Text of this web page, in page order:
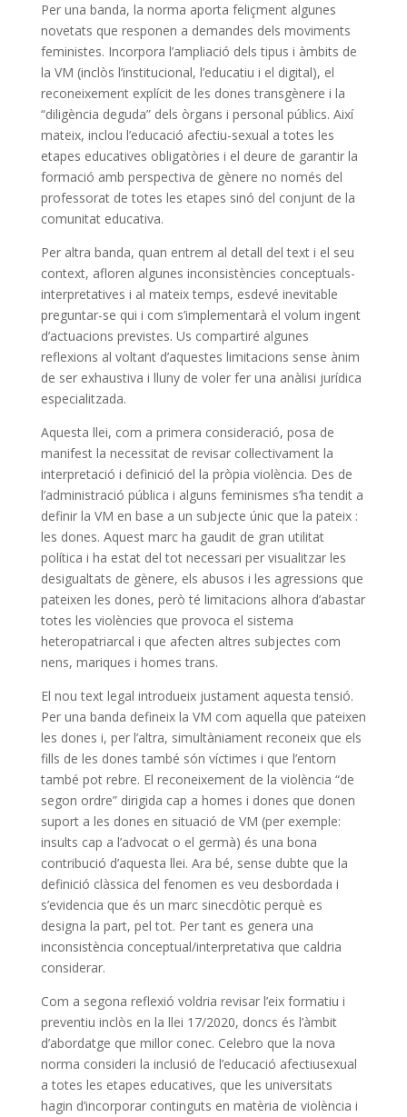
Per una banda, la norma aporta feliçment algunes
novetats que responen a demandes dels moviments
feministes. Incorpora l’ampliació dels tipus i àmbits de
la VM (inclòs l’institucional, l’educatiu i el digital), el
reconeixement explícit de les dones transgènere i la
“diligència deguda” dels òrgans i personal públics. Així
mateix, inclou l’educació afectiu-sexual a totes les
etapes educatives obligatòries i el deure de garantir la
formació amb perspectiva de gènere no només del
professorat de totes les etapes sinó del conjunt de la
comunitat educativa.
Per altra banda, quan entrem al detall del text i el seu
context, afloren algunes inconsistències conceptuals-
interpretatives i al mateix temps, esdevé inevitable
preguntar-se qui i com s’implementarà el volum ingent
d’actuacions previstes. Us compartiré algunes
reflexions al voltant d’aquestes limitacions sense ànim
de ser exhaustiva i lluny de voler fer una anàlisi jurídica
especialitzada.
Aquesta llei, com a primera consideració, posa de
manifest la necessitat de revisar col·lectivament la
interpretació i definició del la pròpia violència. Des de
l’administració pública i alguns feminismes s’ha tendit a
definir la VM en base a un subjecte únic que la pateix :
les dones. Aquest marc ha gaudit de gran utilitat
política i ha estat del tot necessari per visualitzar les
desigualtats de gènere, els abusos i les agressions que
pateixen les dones, però té limitacions alhora d’abastar
totes les violències que provoca el sistema
heteropatriarcal i que afecten altres subjectes com
nens, mariques i homes trans.
El nou text legal introdueix justament aquesta tensió.
Per una banda defineix la VM com aquella que pateixen
les dones i, per l’altra, simultàniament reconeix que els
fills de les dones també són víctimes i que l’entorn
també pot rebre. El reconeixement de la violència “de
segon ordre” dirigida cap a homes i dones que donen
suport a les dones en situació de VM (per exemple:
insults cap a l’advocat o el germà) és una bona
contribució d’aquesta llei. Ara bé, sense dubte que la
definició clàssica del fenomen es veu desbordada i
s’evidencia que és un marc sinecdòtic perquè es
designa la part, pel tot. Per tant es genera una
inconsistència conceptual/interpretativa que caldria
considerar.
Com a segona reflexió voldria revisar l’eix formatiu i
preventiu inclòs en la llei 17/2020, doncs és l’àmbit
d’abordatge que millor conec. Celebro que la nova
norma consideri la inclusió de l’educació afectiusexual
a totes les etapes educatives, que les universitats
hagin d’incorporar continguts en matèria de violència i